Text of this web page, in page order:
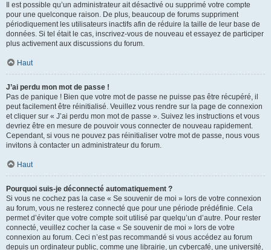
Il est possible qu’un administrateur ait désactivé ou supprimé votre compte
pour une quelconque raison. De plus, beaucoup de forums suppriment
périodiquement les utilisateurs inactifs afin de réduire la taille de leur base de
données. Si tel était le cas, inscrivez-vous de nouveau et essayez de participer
plus activement aux discussions du forum.
Haut
J’ai perdu mon mot de passe !
Pas de panique ! Bien que votre mot de passe ne puisse pas être récupéré, il
peut facilement être réinitialisé. Veuillez vous rendre sur la page de connexion
et cliquer sur « J’ai perdu mon mot de passe ». Suivez les instructions et vous
devriez être en mesure de pouvoir vous connecter de nouveau rapidement.
Cependant, si vous ne pouvez pas réinitialiser votre mot de passe, nous vous
invitons à contacter un administrateur du forum.
Haut
Pourquoi suis-je déconnecté automatiquement ?
Si vous ne cochez pas la case « Se souvenir de moi » lors de votre connexion
au forum, vous ne resterez connecté que pour une période prédéfinie. Cela
permet d’éviter que votre compte soit utilisé par quelqu’un d’autre. Pour rester
connecté, veuillez cocher la case « Se souvenir de moi » lors de votre
connexion au forum. Ceci n’est pas recommandé si vous accédez au forum
depuis un ordinateur public, comme une librairie, un cybercafé, une université,